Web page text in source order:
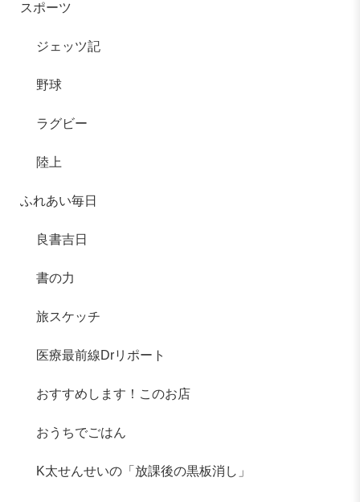
スポーツ
ジェッツ記
野球
ラグビー
陸上
ふれあい毎日
良書吉日
書の力
旅スケッチ
医療最前線Drリポート
おすすめします！このお店
おうちでごはん
K太せんせいの「放課後の黒板消し」